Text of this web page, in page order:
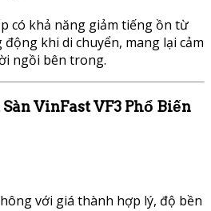
có khả năng giảm tiếng ồn từ
khi di chuyển, mang lại cảm
ngồi bên trong.
VinFast VF3 Phổ Biến
với giá thành hợp lý, độ bền